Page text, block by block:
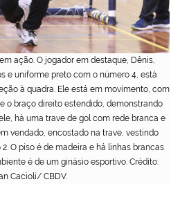
ação. O jogador em destaque, Dênis,
e uniforme preto com o número 4, está
à quadra. Ele está em movimento, com
o braço direito estendido, demonstrando
há uma trave de gol com rede branca e
vendado, encostado na trave, vestindo
O piso é de madeira e há linhas brancas
é de um ginásio esportivo. Crédito:
Cacioli/ CBDV.